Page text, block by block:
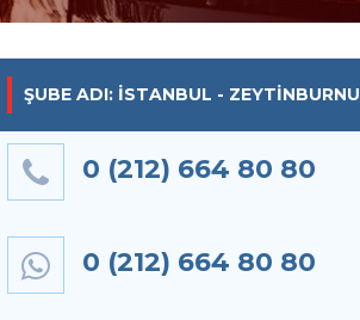
ŞUBE ADI: İSTANBUL - ZEYTINBURNU
0 (212) 664 80 80
0 (212) 664 80 80